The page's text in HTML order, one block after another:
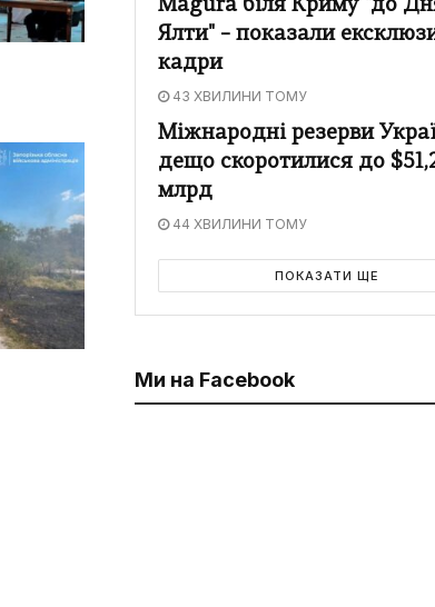
Magura біля Криму "до
Ялти" – показали
кадри
43 ХВИЛИНИ ТОМУ
Міжнародні резерви
дещо скоротилися до
млрд
44 ХВИЛИНИ ТОМУ
ПОКАЗАТИ ЩЕ
Ми на Facebook